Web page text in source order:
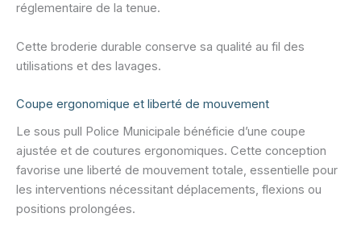
réglementaire de la tenue.
Cette broderie durable conserve sa qualité au fil des
utilisations et des lavages.
Coupe ergonomique et liberté de mouvement
Le sous pull Police Municipale bénéficie d’une coupe
ajustée et de coutures ergonomiques. Cette conception
favorise une liberté de mouvement totale, essentielle pour
les interventions nécessitant déplacements, flexions ou
positions prolongées.